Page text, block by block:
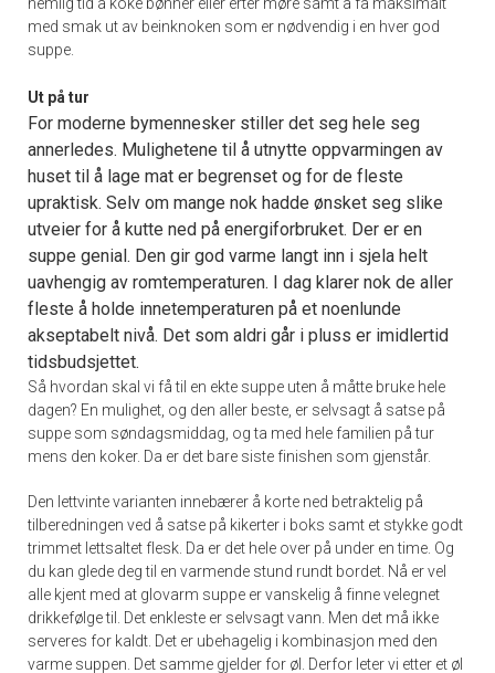
med smak ut av beinknoken som er nødvendig i en hver god
suppe.
Ut på tur
For moderne bymennesker stiller det seg hele seg
annerledes. Mulighetene til å utnytte oppvarmingen av
huset til å lage mat er begrenset og for de fleste
upraktisk. Selv om mange nok hadde ønsket seg slike
utveier for å kutte ned på energiforbruket. Der er en
suppe genial. Den gir god varme langt inn i sjela helt
uavhengig av romtemperaturen. I dag klarer nok de aller
fleste å holde innetemperaturen på et noenlunde
akseptabelt nivå. Det som aldri går i pluss er imidlertid
tidsbudsjettet.
Så hvordan skal vi få til en ekte suppe uten å måtte bruke hele
dagen? En mulighet, og den aller beste, er selvsagt å satse på
suppe som søndagsmiddag, og ta med hele familien på tur
mens den koker. Da er det bare siste finishen som gjenstår.
Den lettvinte varianten innebærer å korte ned betraktelig på
tilberedningen ved å satse på kikerter i boks samt et stykke godt
trimmet lettsaltet flesk. Da er det hele over på under en time. Og
du kan glede deg til en varmende stund rundt bordet. Nå er vel
alle kjent med at glovarm suppe er vanskelig å finne velegnet
drikkefølge til. Det enkleste er selvsagt vann. Men det må ikke
serveres for kaldt. Det er ubehagelig i kombinasjon med den
varme suppen. Det samme gjelder for øl. Derfor leter vi etter et øl